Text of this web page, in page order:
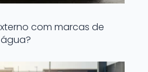
com marcas de
água?